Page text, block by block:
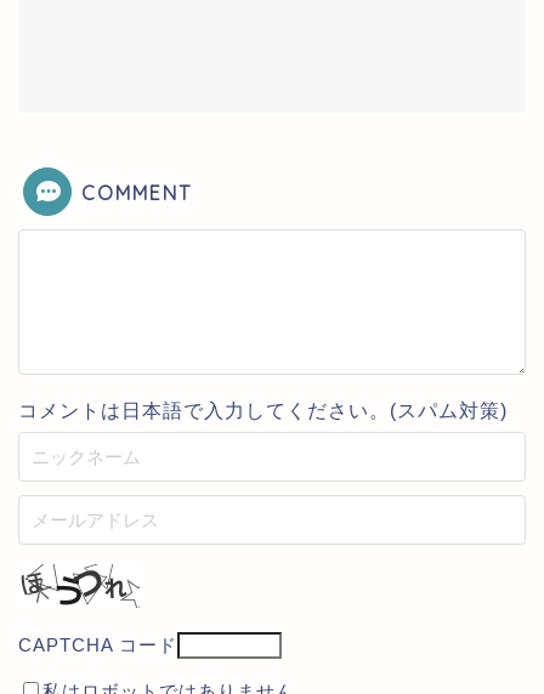
COMMENT
コメントは日本語で入力してください。(スパム対策)
CAPTCHA コード